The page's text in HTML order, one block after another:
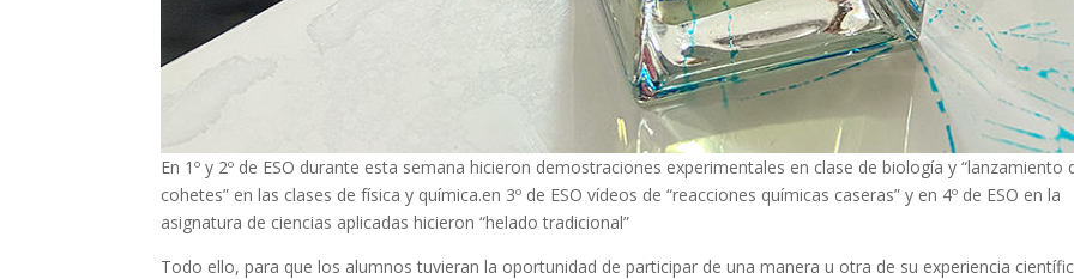
En 1º y 2º de ESO durante esta semana hicieron demostraciones experimentales en clase de biología y “lanzamiento
cohetes” en las clases de física y química.en 3º de ESO vídeos de “reacciones químicas caseras” y en 4º de ESO en la
asignatura de ciencias aplicadas hicieron “helado tradicional”
Todo ello, para que los alumnos tuvieran la oportunidad de participar de una manera u otra de su experiencia